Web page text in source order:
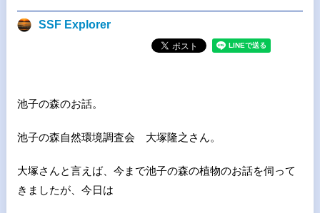
SSF Explorer
池子の森のお話。
池子の森自然環境調査会 大塚隆之さん。
大塚さんと言えば、今まで池子の森の植物のお話を伺って
きましたが、今日は